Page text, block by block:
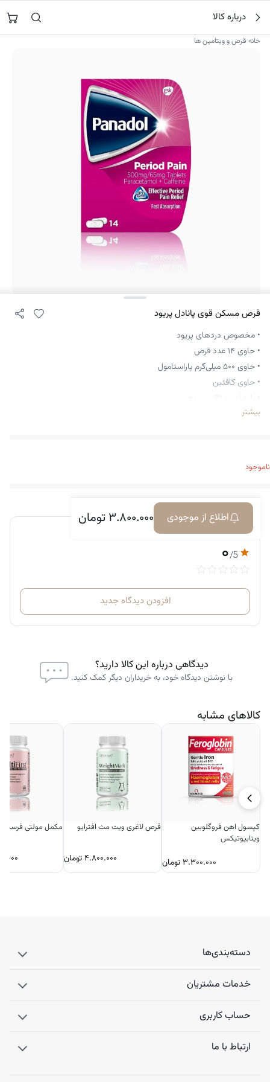
محتوا
جستجو در
درباره کالا
خانه›قرص و ویتامین ها
قرص مسکن قوی پانادل پریود
• مخصوص دردهای پریود
• حاوی ۱۴ عدد قرص
• حاوی ۵۰۰ میلی‌گرم پاراستامول
• حاوی کافئین
• با جذب و تاثیر سریع
• مسکن قوی و ضد تب و التهاب
• دردهای ناشی از سرماخوردگی و آنفلوآنزا
• گلو درد
بیشتر
ناموجود
۳.۸۰۰.۰۰۰تومان اطلاع از موجودی
دیدگاه‌های کاربران
۰/5
افزودن دیدگاه جدید
دیدگاهی درباره این کالا دارید؟
با نوشتن دیدگاه خود، به خریداران دیگر کمک کنید.
کالاهای مشابه
کپسول اهن فروگلوبین
ویتابیوتیکس
۳.۳۰۰.۰۰۰ تومان
قرص لاغری ویت مث افترایو
۴.۸۰۰.۰۰۰تومان
مکمل مولتی فرست
دسته‌بندی‌ها
خدمات مشتریان
حساب کاربری
ارتباط با ما